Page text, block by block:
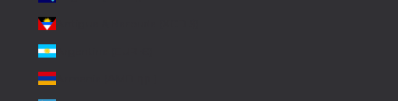
Antigua & Barbuda (XCD $)
Argentina (EUR €)
Armenia (AMD դր.)